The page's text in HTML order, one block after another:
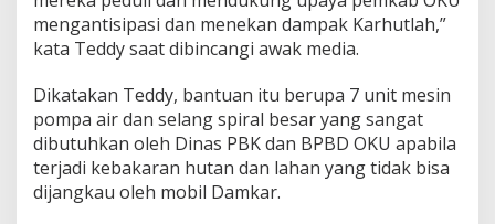
mengantisipasi dan menekan dampak Karhutlah,”
kata Teddy saat dibincangi awak media.
Dikatakan Teddy, bantuan itu berupa 7 unit mesin
pompa air dan selang spiral besar yang sangat
dibutuhkan oleh Dinas PBK dan BPBD OKU apabila
terjadi kebakaran hutan dan lahan yang tidak bisa
dijangkau oleh mobil Damkar.